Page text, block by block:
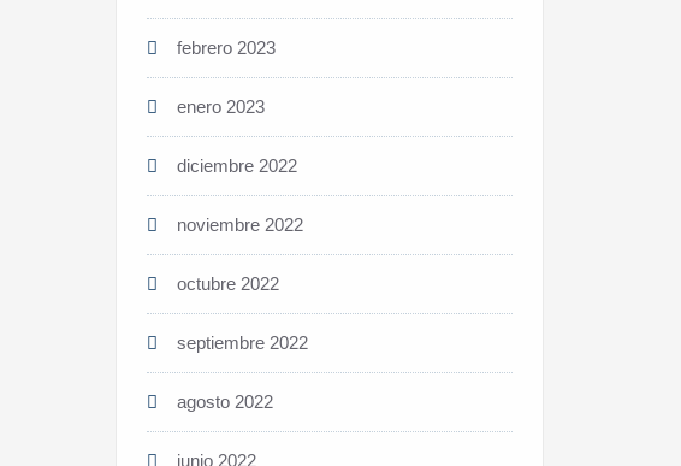
febrero 2023
enero 2023
diciembre 2022
noviembre 2022
octubre 2022
septiembre 2022
agosto 2022
junio 2022